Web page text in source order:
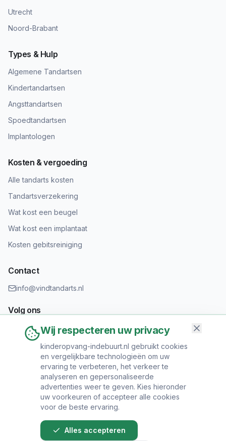
Utrecht
Noord-Brabant
Types & Hulp
Algemene Tandartsen
Kindertandartsen
Angsttandartsen
Spoedtandartsen
Implantologen
Kosten & vergoeding
Alle tandarts kosten
Tandartsverzekering
Wat kost een beugel
Wat kost een implantaat
Kosten gebitsreiniging
Contact
info@vindtandarts.nl
Volg ons
Informatie toevoegen?
Heeft u een tandartspraktijk? Neem contact op om uw praktijk
toe te voegen.
© 2024 Vind Tandarts. Alle rechten voorbehouden.
Wij respecteren uw privacy
kinderopvang-indebuurt.nl gebruikt cookies
en vergelijkbare technologieën om uw
ervaring te verbeteren, het verkeer te
analyseren en gepersonaliseerde
advertenties weer te geven. Kies hieronder
uw voorkeuren of accepteer alle cookies
voor de beste ervaring.
Alles accepteren